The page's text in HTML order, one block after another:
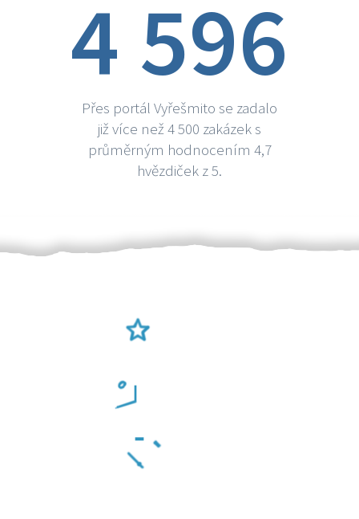
4 596
Přes portál Vyřešmito se zadalo
již více než 4 500 zakázek s
průměrným hodnocením 4,7
hvězdiček z 5.